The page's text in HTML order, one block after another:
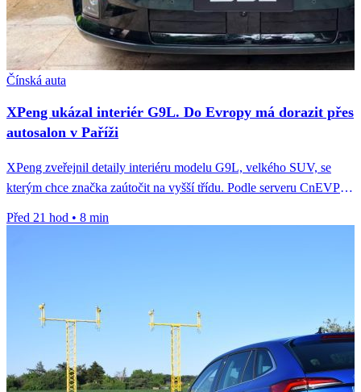
Čínská auta
XPeng ukázal interiér G9L. Do Evropy má dorazit přes
autosalon v Paříži
XPeng zveřejnil detaily interiéru modelu G9L, velkého SUV, se
kterým chce značka zaútočit na vyšší třídu. Podle serveru CnEVPost
Před 21 hod • 8 min